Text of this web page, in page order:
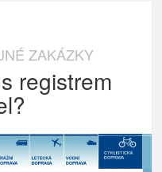
ZAKÁZKY
registrem